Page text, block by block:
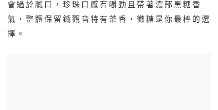
會過於膩口，珍珠口感有嚼勁且帶著濃郁黑糖香
氣，整體保留鐵觀音特有茶香，微糖是你最棒的選
擇。